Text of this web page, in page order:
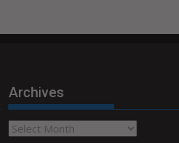
Archives
Archives